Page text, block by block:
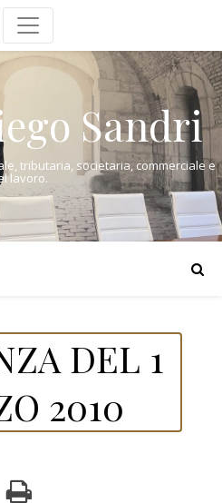
Sandri
tributaria, societaria, commerciale e
lavoro.
DEL 1
2010